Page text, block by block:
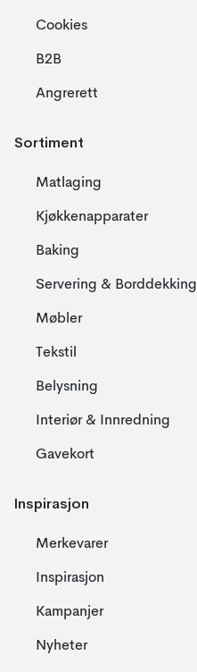
Cookies
B2B
Angrerett
Sortiment
Matlaging
Kjøkkenapparater
Baking
Servering & Borddekking
Møbler
Tekstil
Belysning
Interiør & Innredning
Gavekort
Inspirasjon
Merkevarer
Inspirasjon
Kampanjer
Nyheter